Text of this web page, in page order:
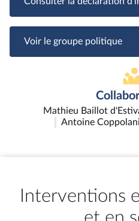
Voir le groupe politique
Mathieu Baillot
Antoine Coppolani
Interventions